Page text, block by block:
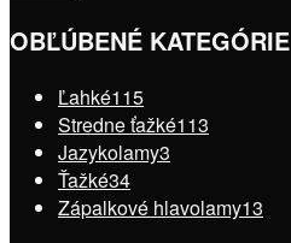
OBĽÚBENÉ KATEGÓRIE
Ľahké115
Stredne ťažké113
Jazykolamy3
Ťažké34
Zápalkové hlavolamy13